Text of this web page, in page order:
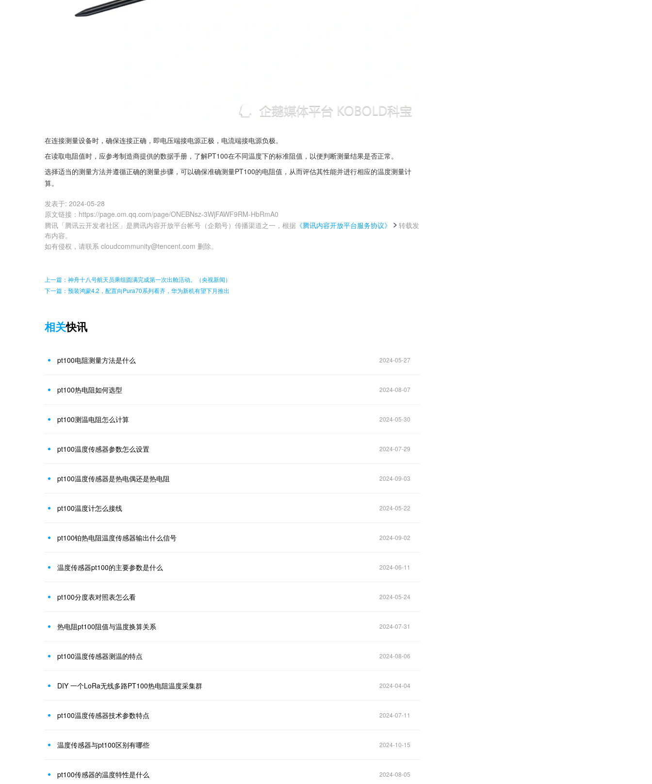
在连接测量设备时，确保连接正确，即电压端接电源正极，电流端接电源负极。
在读取电阻值时，应参考制造商提供的数据手册，了解PT100在不同温度下的标准阻值，以便判断测量结果是否正常。
选择适当的测量方法并遵循正确的测量步骤，可以确保准确测量PT100的电阻值，从而评估其性能并进行相应的温度测量计
算。
发表于: 2024-05-28
原文链接 ： https://page.om.qq.com/page/ONEBNsz-3WjFAWF9RM-HbRmA0
腾讯「腾讯云开发者社区」是腾讯内容开放平台帐号（企鹅号）传播渠道之一，根据 《腾讯内容开放平台服务协议》
转载发
布内容。
如有侵权，请联系 cloudcommunity@tencent.com 删除。
上一篇：神舟十八号航天员乘组圆满完成第一次出舱活动。（央视新闻）
下一篇：预装鸿蒙4.2，配置向Pura70系列看齐，华为新机有望下月推出
相关快讯
pt100电阻测量方法是什么 2024-05-27
pt100热电阻如何选型 2024-08-07
pt100测温电阻怎么计算 2024-05-30
pt100温度传感器参数怎么设置 2024-07-29
pt100温度传感器是热电偶还是热电阻 2024-09-03
pt100温度计怎么接线 2024-05-22
pt100铂热电阻温度传感器输出什么信号 2024-09-02
温度传感器pt100的主要参数是什么 2024-06-11
pt100分度表对照表怎么看 2024-05-24
热电阻pt100阻值与温度换算关系 2024-07-31
pt100温度传感器测温的特点 2024-08-06
DIY 一个LoRa无线多路PT100热电阻温度采集群 2024-04-04
pt100温度传感器技术参数特点 2024-07-11
温度传感器与pt100区别有哪些 2024-10-15
pt100传感器的温度特性是什么 2024-08-05